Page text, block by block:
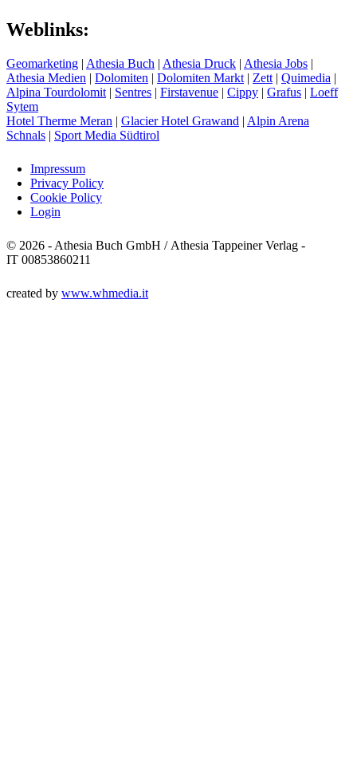
Weblinks:
Geomarketing | Athesia Buch | Athesia Druck | Athesia Jobs |
Athesia Medien | Dolomiten | Dolomiten Markt | Zett | Quimedia |
Alpina Tourdolomit | Sentres | Firstavenue | Cippy | Grafus | Loeff
Sytem
Hotel Therme Meran | Glacier Hotel Grawand | Alpin Arena
Schnals | Sport Media Südtirol
Impressum
Privacy Policy
Cookie Policy
Login
© 2026 - Athesia Buch GmbH / Athesia Tappeiner Verlag -
IT 00853860211
created by www.whmedia.it